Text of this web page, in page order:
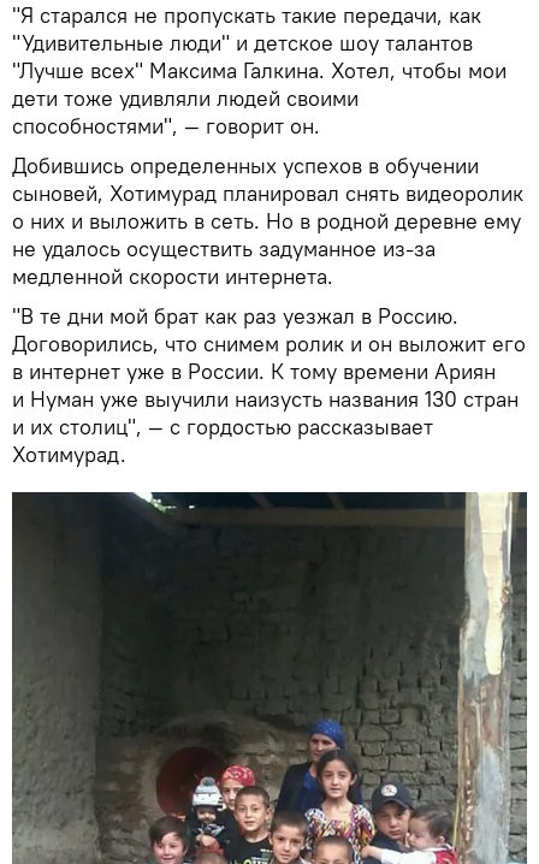
"Я старался не пропускать такие передачи, как
"Удивительные люди" и детское шоу талантов
"Лучше всех" Максима Галкина. Хотел, чтобы мои
дети тоже удивляли людей своими
способностями", — говорит он.
Добившись определенных успехов в обучении
сыновей, Хотимурад планировал снять видеоролик
о них и выложить в сеть. Но в родной деревне ему
не удалось осуществить задуманное из-за
медленной скорости интернета.
"В те дни мой брат как раз уезжал в Россию.
Договорились, что снимем ролик и он выложит его
в интернет уже в России. К тому времени Ариян
и Нуман уже выучили наизусть названия 130 стран
и их столиц", — с гордостью рассказывает
Хотимурад.